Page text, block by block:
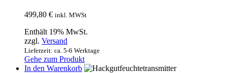
499,80 € inkl. MWSt
Enthält 19% MwSt.
zzgl. Versand
Lieferzeit: ca. 5-6 Werktage
Gehe zum Produkt
In den Warenkorb